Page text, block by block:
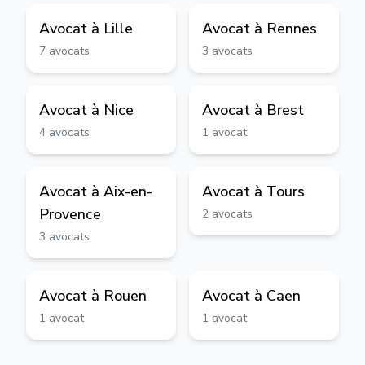
Avocat à Lille
7 avocats
Avocat à Rennes
3 avocats
Avocat à Nice
4 avocats
Avocat à Brest
1 avocat
Avocat à Aix-en-
Provence
3 avocats
Avocat à Tours
2 avocats
Avocat à Rouen
1 avocat
Avocat à Caen
1 avocat